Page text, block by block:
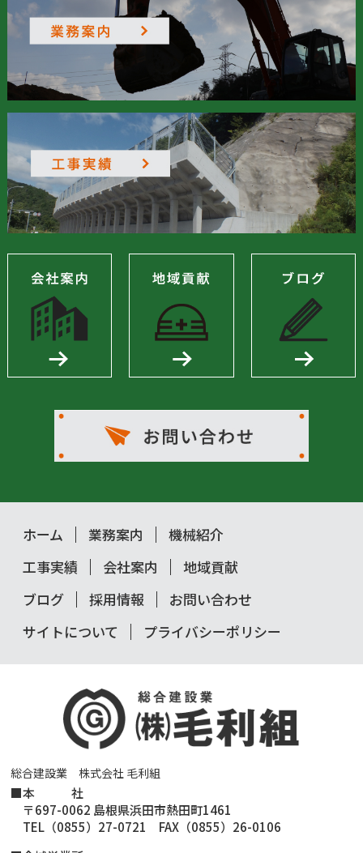
総合建設業 株式会社 毛利組
■本 社
〒697-0062 島根県浜田市熱田町1461
TEL（0855）27-0721 FAX（0855）26-0106
ホーム 業務案内
機械紹介
工事実績
会社案内
地域貢献
ブログ
採用情報
お問い合わせ
サイトについて
プライバシーポリシー